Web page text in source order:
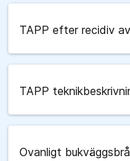
TAPP efter recidiv
TAPP
Ovanligt